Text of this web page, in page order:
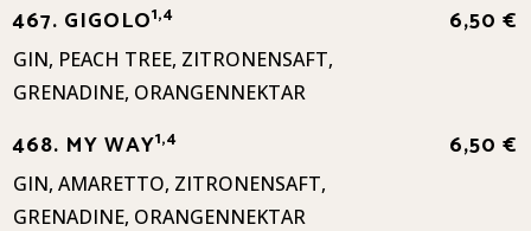
467. GIGOLO1,4
GIN, PEACH TREE, ZITRONENSAFT,
GRENADINE, ORANGENNEKTAR
6,50 €
468. MY WAY1,4
GIN, AMARETTO, ZITRONENSAFT,
GRENADINE, ORANGENNEKTAR
6,50 €